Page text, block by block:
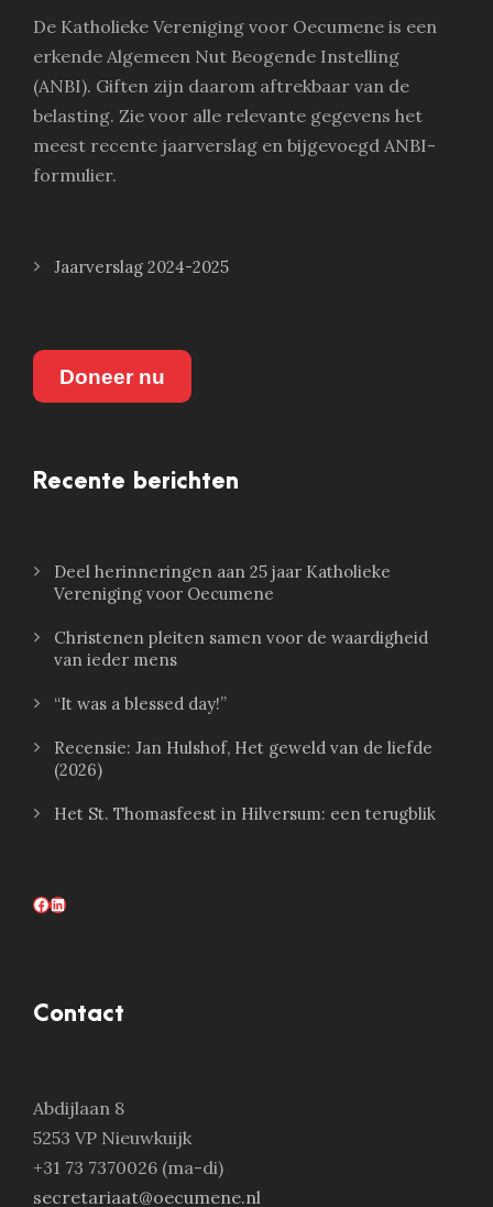
De Katholieke Vereniging voor Oecumene is een
erkende Algemeen Nut Beogende Instelling
(ANBI). Giften zijn daarom aftrekbaar van de
belasting. Zie voor alle relevante gegevens het
meest recente jaarverslag en bijgevoegd ANBI-
formulier.
Jaarverslag 2024-2025
Doneer nu
Recente berichten
Deel herinneringen aan 25 jaar Katholieke
Vereniging voor Oecumene
Christenen pleiten samen voor de waardigheid
van ieder mens
“It was a blessed day!”
Recensie: Jan Hulshof, Het geweld van de liefde
(2026)
Het St. Thomasfeest in Hilversum: een terugblik
Facebook LinkedIn
Contact
Abdijlaan 8
5253 VP Nieuwkuijk
+31 73 7370026 (ma-di)
secretariaat@oecumene.nl